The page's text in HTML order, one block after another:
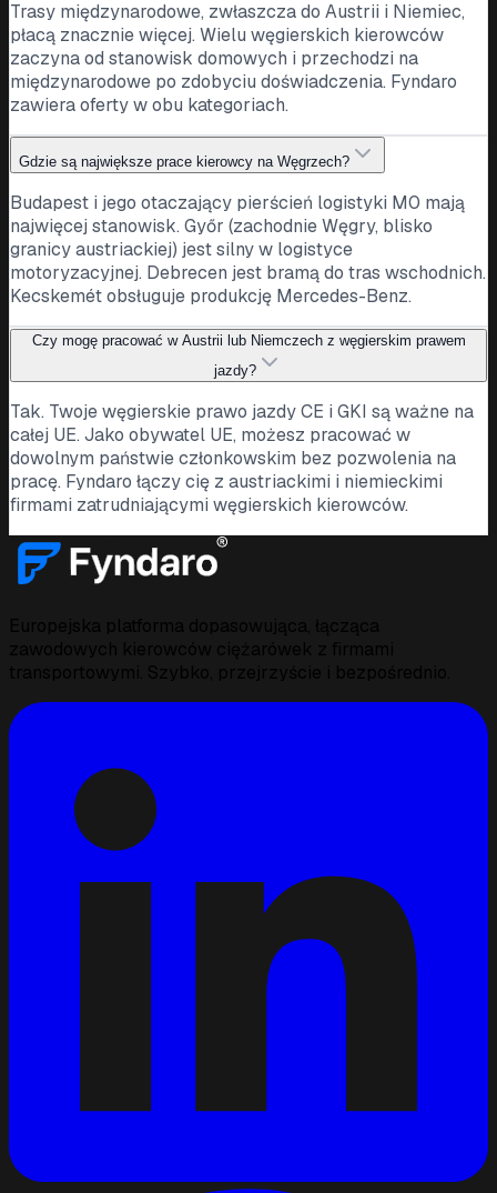
Trasy międzynarodowe, zwłaszcza do Austrii i Niemiec,
płacą znacznie więcej. Wielu węgierskich kierowców
zaczyna od stanowisk domowych i przechodzi na
międzynarodowe po zdobyciu doświadczenia. Fyndaro
zawiera oferty w obu kategoriach.
Gdzie są największe prace kierowcy na Węgrzech?
Budapest i jego otaczający pierścień logistyki M0 mają
najwięcej stanowisk. Győr (zachodnie Węgry, blisko
granicy austriackiej) jest silny w logistyce
motoryzacyjnej. Debrecen jest bramą do tras wschodnich.
Kecskemét obsługuje produkcję Mercedes-Benz.
Czy mogę pracować w Austrii lub Niemczech z węgierskim prawem
jazdy?
Tak. Twoje węgierskie prawo jazdy CE i GKI są ważne na
całej UE. Jako obywatel UE, możesz pracować w
dowolnym państwie członkowskim bez pozwolenia na
pracę. Fyndaro łączy cię z austriackimi i niemieckimi
firmami zatrudniającymi węgierskich kierowców.